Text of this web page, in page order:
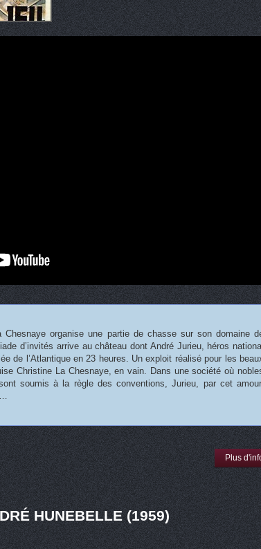
Chesnaye organise une partie de chasse sur son domaine
d’invités arrive au château dont André Jurieu, héros
de l’Atlantique en 23 heures. Un exploit réalisé pour les
Christine La Chesnaye, en vain. Dans une société où
soumis à la règle des conventions, Jurieu, par cet
Plus
HUNEBELLE (1959)